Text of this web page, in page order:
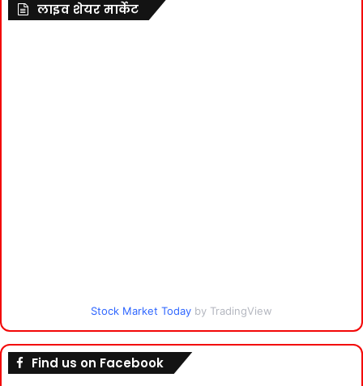
लाइव शेयर मार्केट
Stock Market Today by TradingView
Find us on Facebook